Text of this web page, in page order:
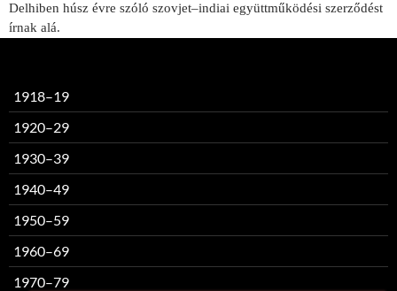
Delhiben húsz évre szóló szovjet–indiai együttműködési szerződést
írnak alá.
1918–19
1920–29
1930–39
1940–49
1950–59
1960–69
1970–79